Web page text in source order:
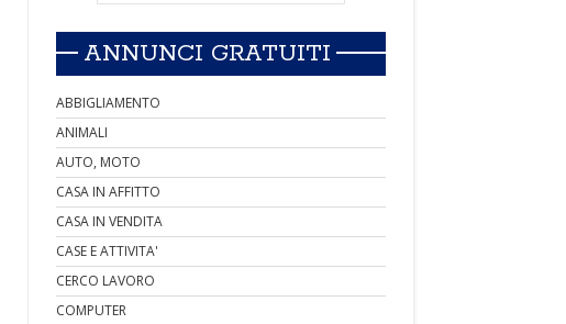
ANNUNCI GRATUITI
ABBIGLIAMENTO
ANIMALI
AUTO, MOTO
CASA IN AFFITTO
CASA IN VENDITA
CASE E ATTIVITA'
CERCO LAVORO
COMPUTER